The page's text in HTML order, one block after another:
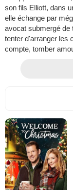
son fils Elliott, dans
elle échange par
avocat submergé de
tenter d'arranger les
compte, tomber